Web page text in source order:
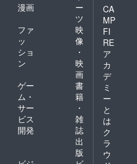
漫画
ー
ツ
ファ
ッ
ショ
ン
映
像
・
映
画
ゲー
ム・
サー
ビス
開発
書
籍
・
雑
誌
出
版
CA
MP
FI
RE
ア
カ
デ
ミ
ー
と
は
ク
ラ
ウ